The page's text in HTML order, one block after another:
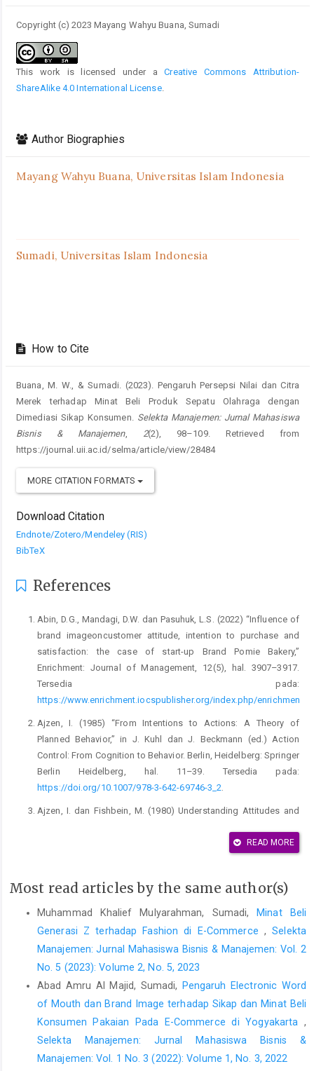
Copyright (c) 2023 Mayang Wahyu Buana, Sumadi
This work is licensed under aCreative Commons Attribution-
ShareAlike 4.0 International License.
Author Biographies
Mayang Wahyu Buana, Universitas Islam Indonesia
Sumadi, Universitas Islam Indonesia
How to Cite
Buana, M. W., & Sumadi. (2023). Pengaruh Persepsi Nilai dan Citra
Merek terhadap Minat Beli Produk Sepatu Olahraga dengan
Dimediasi Sikap Konsumen. Selekta Manajemen: Jurnal Mahasiswa
Bisnis & Manajemen, 2(2), 98–109. Retrieved from
https://journal.uii.ac.id/selma/article/view/28484
MORE CITATION FORMATS
Download Citation
Endnote/Zotero/Mendeley (RIS)
BibTeX
References
Abin, D.G., Mandagi, D.W. dan Pasuhuk, L.S. (2022) “Influence of
brand imageoncustomer attitude, intention to purchase and
satisfaction: the case of start-up Brand Pomie Bakery,”
Enrichment: Journal of Management, 12(5), hal. 3907–3917.
Tersedia pada:
https://www.enrichment.iocspublisher.org/index.php/enrichment/
Ajzen, I. (1985) “From Intentions to Actions: A Theory of
Planned Behavior,” in J. Kuhl dan J. Beckmann (ed.) Action
Control: From Cognition to Behavior. Berlin, Heidelberg: Springer
Berlin Heidelberg, hal. 11–39. Tersedia pada:
https://doi.org/10.1007/978-3-642-69746-3_2.
Ajzen, I. dan Fishbein, M. (1980) Understanding Attitudes and
Arista, E.D. dan Astuti, S.R.T. (2011) “Analisis Pengaruh Iklan,
Konsumen,” Jurnal Ilmiah ASET, 13(1), hal. 37–45. Tersedia
https://journal.widyamanggala.ac.id/index.php/jurnalaset/article/
Bilhuda, U. dan Thamrin (2022) “Pengaruh Norma Subjektive
terhadap Minat Pembelian Produk Sepatu Adidas Palsu melalui
Sikap sebagai Variabel Mediasi Studi Kasus Mahasiswa
Universitas Negeri Padang,” Banking and Management Review,
11(1), hal. 1569–1581. Tersedia pada:
http://ojs.ekuitas.ac.id/index.php/bmr/article/view/502.
Firman, A. (2022) “The Effect of Country-of-Origin Brand Image
and Brand Product on Attitude in Choosing Smartphone
READ MORE
Most read articles by the same author(s)
Muhammad Khalief Mulyarahman, Sumadi,
Minat Beli
Generasi Z terhadap Fashion di E-Commerce ,Selekta
Manajemen: Jurnal Mahasiswa Bisnis & Manajemen: Vol. 2
No. 5 (2023): Volume 2, No. 5, 2023
Abad Amru Al Majid, Sumadi,
Pengaruh Electronic Word
of Mouth dan Brand Image terhadap Sikap dan Minat Beli
Konsumen Pakaian Pada E-Commerce di Yogyakarta ,
Selekta Manajemen: Jurnal Mahasiswa Bisnis &
Manajemen: Vol. 1 No. 3 (2022): Volume 1, No. 3, 2022